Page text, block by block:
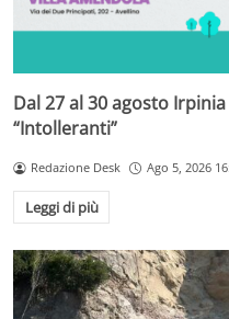
Dal 27 al 30 agosto
“Intolleranti”
Redazione Desk Ago 5, 2026
Leggi di più